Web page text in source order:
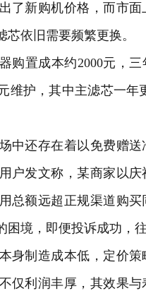
了新购机价格，而市
依旧需要频繁更换。
置成本约2000元，三
维护，其中主滤芯一
还存在着以免费赠送
户发文称，某商家以
总额远超正规渠道购
困境，即便投诉成功，
制造成本低，定价策
仅利润丰厚，其效果